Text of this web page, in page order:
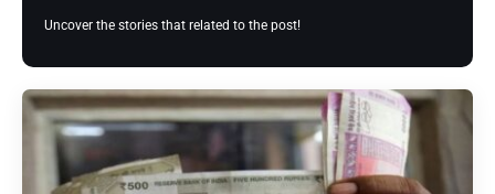
Uncover the stories that related to the post!